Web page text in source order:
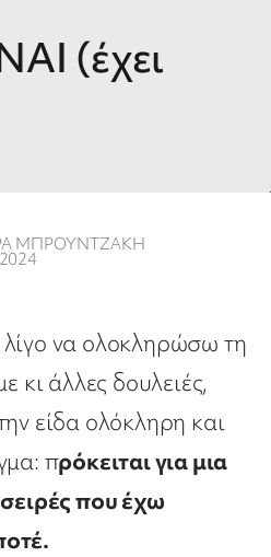
(έχει
ΜΠΡΟΥΝΤΖΑΚΗ
να ολοκληρώσω τη
κι άλλες δουλειές,
είδα ολόκληρη και
πρόκειται για μια
που έχω